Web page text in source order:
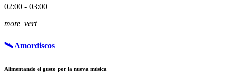
02:00 - 03:00
more_vert
🛰️ Amordiscos
Alimentando el gusto por la nueva música